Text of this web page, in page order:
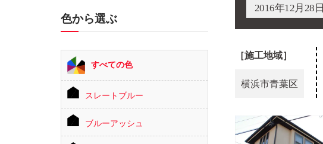
2016年12月28日
［施工地域］
横浜市青葉区
色から選ぶ
すべての色
スレートブルー
ブルーアッシュ